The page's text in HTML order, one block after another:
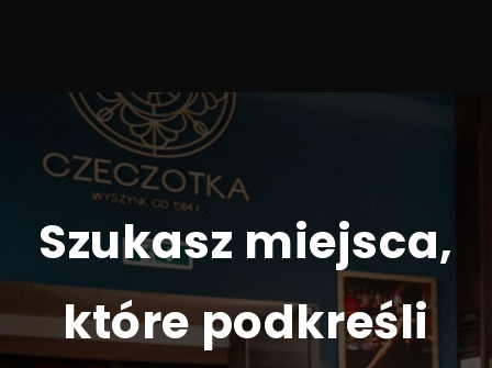
Szukasz miejsca,
które podkreśli